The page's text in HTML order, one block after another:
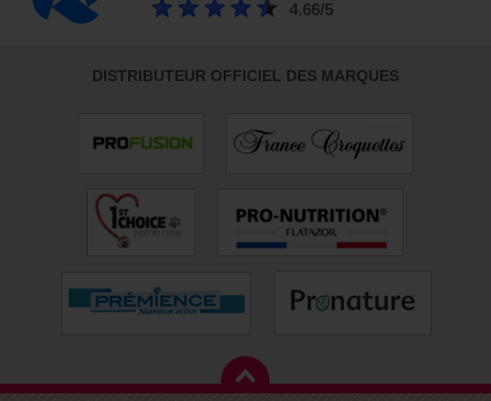
4.66/5
DISTRIBUTEUR OFFICIEL DES MARQUES